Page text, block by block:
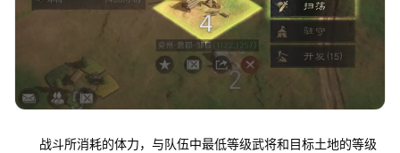
战斗所消耗的体力，与队伍中最低等级武将和目标土地的等级